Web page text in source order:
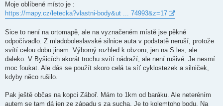
p
ě
v
Moje oblíbené místo je :
https://mapy.cz/letecka?vlastni-body&ut ... 74993&z=17
Sice to není na ortomapě, ale na vyznačeném místě jse pěkné
odpočívadlo. Z mladoboleslavské silnice auta v podstatě neruší, protože
svítí celou dobu jinam. Výborný rozhled k obzoru, jen na S les, ale
daleko. V Byšicích akorát trochu svítí nádraží, ale není rušivé. Je nesmí
moc foukat. Ale dás se použít skoro celá ta síť cyklostezek a silniček,
kdyby něco rušilo.
Pak ještě občas na kopci Záboř. Mám to 1km od baráku. Ale neteréním
autem se tam dá jen ze západu s za sucha. Je to kolemtoho bodu. Na